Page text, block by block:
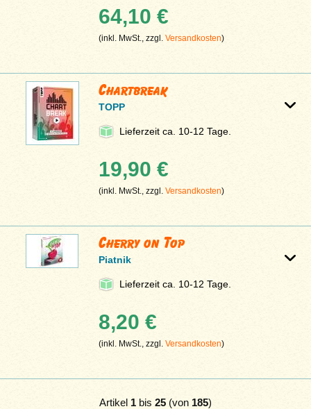
64,10 €
(inkl. MwSt., zzgl.Versandkosten)
Chartbreak
TOPP
Lieferzeit ca. 10-12 Tage.
19,90 €
(inkl. MwSt., zzgl.Versandkosten)
Cherry on Top
Piatnik
Lieferzeit ca. 10-12 Tage.
8,20 €
(inkl. MwSt., zzgl.Versandkosten)
Artikel 1 bis 25 (von 185)